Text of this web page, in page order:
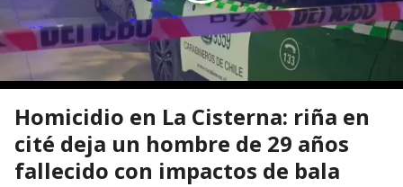
Homicidio en La Cisterna: riña en
cité deja un hombre de 29 años
fallecido con impactos de bala